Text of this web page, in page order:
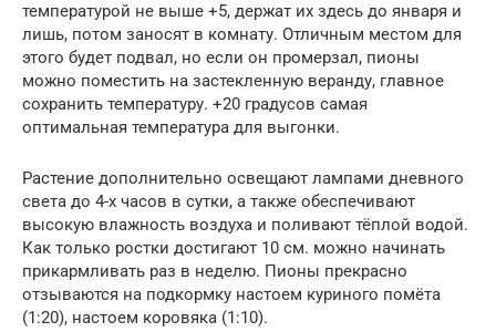
температурой не выше +5, держат их здесь до января и
лишь, потом заносят в комнату. Отличным местом для
этого будет подвал, но если он промерзал, пионы
можно поместить на застекленную веранду, главное
сохранить температуру. +20 градусов самая
оптимальная температура для выгонки.
Растение дополнительно освещают лампами дневного
света до 4-х часов в сутки, а также обеспечивают
высокую влажность воздуха и поливают тёплой водой.
Как только ростки достигают 10 см. можно начинать
прикармливать раз в неделю. Пионы прекрасно
отзываются на подкормку настоем куриного помёта
(1:20), настоем коровяка (1:10).